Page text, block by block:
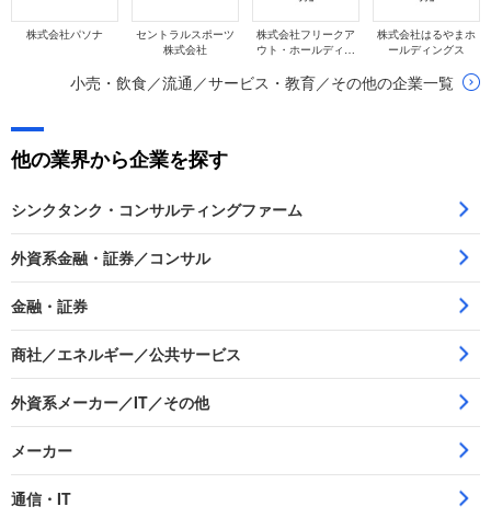
株式会社パソナ
セントラルスポーツ
株式会社
株式会社フリークア
ウト・ホールディン
株式会社はるやまホ
ールディングス
小売・飲食／流通／サービス・教育／その他の企業一覧
他の業界から企業を探す
シンクタンク・コンサルティングファーム
外資系金融・証券／コンサル
金融・証券
商社／エネルギー／公共サービス
外資系メーカー／IT／その他
メーカー
通信・IT